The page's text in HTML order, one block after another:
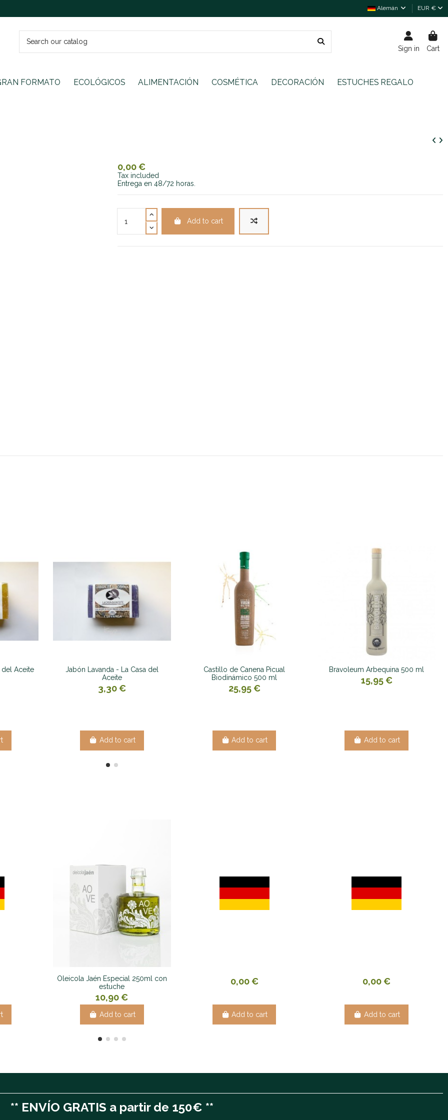
Alemán EUR €
Sign in Cart
FORMATO ECOLÓGICOS ALIMENTACIÓN COSMÉTICA DECORACIÓN ESTUCHES REGALO
0,00 €
Tax included
Entrega en 48/72 horas.
Add to cart
del Aceite
Jabón Lavanda - La Casa del
Aceite
3,30 €
Add to cart
Castillo de Canena Picual
Biodinámico 500 ml
25,95 €
Add to cart
Bravoleum Arbequina 500 ml
15,95 €
Add to cart
Oleicola Jaén Especial 250ml con
estuche
10,90 €
Add to cart
0,00 €
Add to cart
0,00 €
Add to cart
** ENVÍO GRATIS a partir de 150€ **